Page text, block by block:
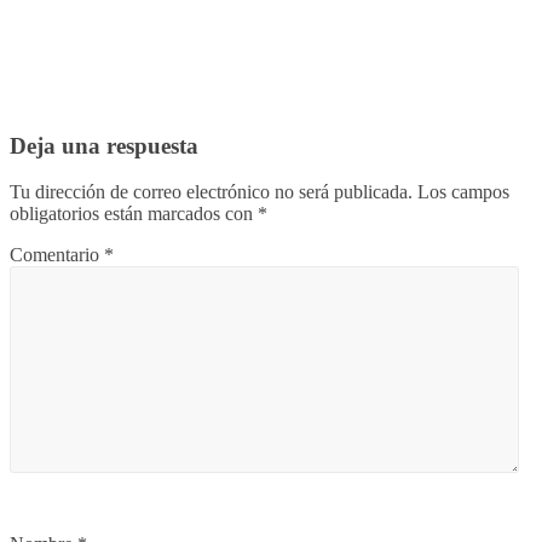
Deja una respuesta
Tu dirección de correo electrónico no será publicada. Los campos
obligatorios están marcados con *
Comentario *